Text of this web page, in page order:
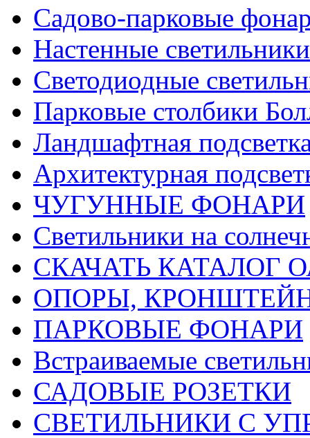
Садово-парковые
Настенные светильники
Светодиодные
Парковые столбики
Ландшафтная
Архитектурная
ЧУГУННЫЕ ФОНАРИ
Светильники на
СКАЧАТЬ КАТАЛОГ
ОПОРЫ,
ПАРКОВЫЕ ФОНАРИ
Встраиваемые
САДОВЫЕ РОЗЕТКИ
СВЕТИЛЬНИКИ С